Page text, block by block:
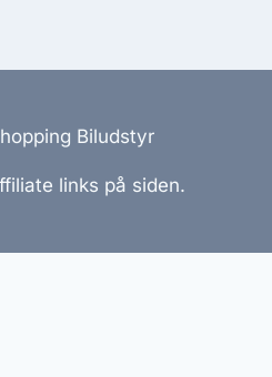
Biludstyr
links på siden.